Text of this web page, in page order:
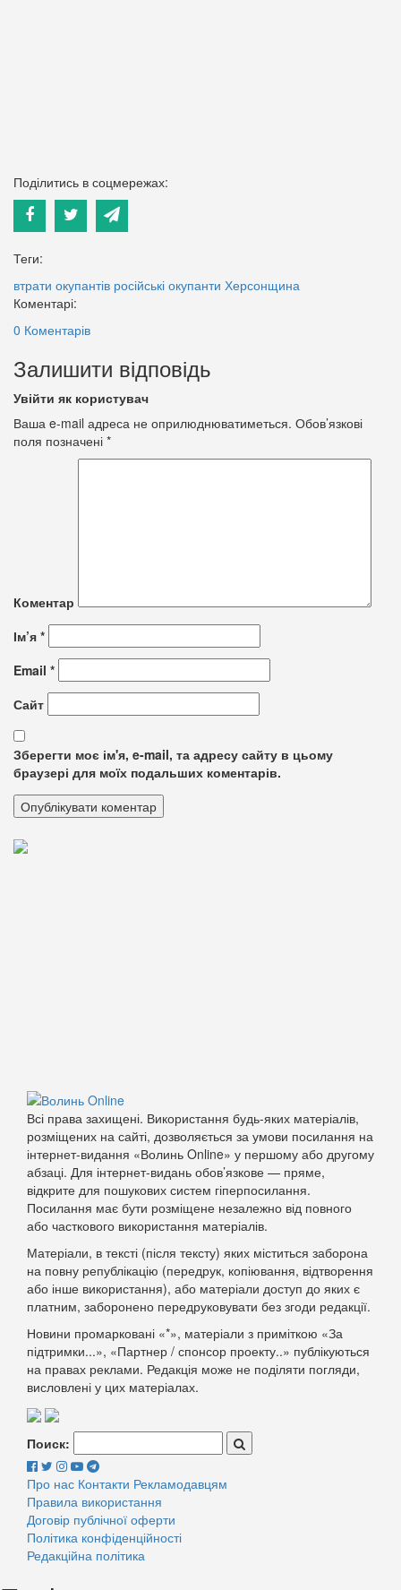
Поділитись в соцмережах:
Теги:
втрати окупантів російські окупанти Херсонщина
Коментарі:
0 Коментарів
Залишити відповідь
Увійти як користувач
Ваша e-mail адреса не оприлюднюватиметься. Обов’язкові
поля позначені *
Коментар
Ім’я *
Email *
Сайт
Зберегти моє ім'я, e-mail, та адресу сайту в цьому
браузері для моїх подальших коментарів.
Всі права захищені. Використання будь-яких матеріалів,
розміщених на сайті, дозволяється за умови посилання на
інтернет-видання «Волинь Online» у першому або другому
абзаці. Для інтернет-видань обов’язкове — пряме,
відкрите для пошукових систем гіперпосилання.
Посилання має бути розміщене незалежно від повного
або часткового використання матеріалів.
Матеріали, в тексті (після тексту) яких міститься заборона
на повну републікацію (передрук, копіювання, відтворення
або інше використання), або матеріали доступ до яких є
платним, заборонено передруковувати без згоди редакції.
Новини промарковані «*», матеріали з приміткою «За
підтримки...», «Партнер / спонсор проекту..» публікуються
на правах реклами. Редакція може не поділяти погляди,
висловлені у цих матеріалах.
Поиск:
Про нас Контакти Рекламодавцям
Правила використання
Договір публічної оферти
Політика конфіденційності
Редакційна політика